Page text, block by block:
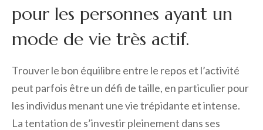
pour les personnes ayant un
mode de vie très actif.
Trouver le bon équilibre entre le repos et l’activité
peut parfois être un défi de taille, en particulier pour
les individus menant une vie trépidante et intense.
La tentation de s’investir pleinement dans ses